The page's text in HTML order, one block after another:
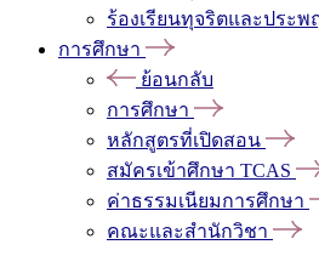
ร้องเรียนทุจริตและประ
การศึกษา
ย้อนกลับ
การศึกษา
หลักสูตรที่เปิดสอน
สมัครเข้าศึกษา TCAS
ค่าธรรมเนียมการศึกษา
คณะและสำนักวิชา